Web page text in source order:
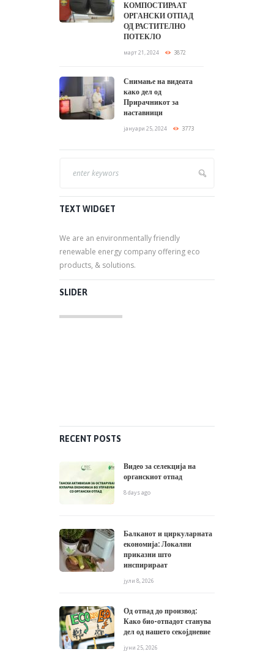
КОМПОСТИРААТ
ОРГАНСКИ ОТПАД
ОД РАСТИТЕЛНО
ПОТЕКЛО
март 21, 2024 3872
Снимање на видеата
како дел од
Прирачникот за
наставници
јануари 25, 2024 3773
TEXT WIDGET
We are an environmentally friendly
renewable energy company offering eco
products, & solutions.
SLIDER
RECENT POSTS
Видео за селекција на
органскиот отпад
8 days ago
Балканот и циркуларната
економија: Локални
приказни што
инспирираат
јули 8, 2026
Од отпад до производ:
Како био-отпадот станува
дел од нашето секојдневие
јуни 25, 2026